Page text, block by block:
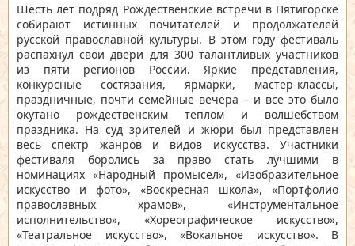
Шесть лет подряд Рождественские встречи в Пятигорске
собирают истинных почитателей и продолжателей
русской православной культуры. В этом году фестиваль
распахнул свои двери для 300 талантливых участников
из пяти регионов России. Яркие представления,
конкурсные состязания, ярмарки, мастер-классы,
праздничные, почти семейные вечера – и все это было
окутано рождественским теплом и волшебством
праздника. На суд зрителей и жюри был представлен
весь спектр жанров и видов искусства. Участники
фестиваля боролись за право стать лучшими в
номинациях «Народный промысел», «Изобразительное
искусство и фото», «Воскресная школа», «Портфолио
православных храмов», «Инструментальное
исполнительство», «Хореографическое искусство»,
«Театральное искусство», «Вокальное искусство». В